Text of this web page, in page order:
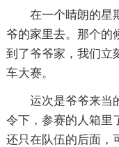
在一个睛朗的星
爷的家里去。那个的
到了爷爷家，我们立
车大赛。
运次是爷爷来当
令下，参赛的人箱里
还只在队伍的后面，